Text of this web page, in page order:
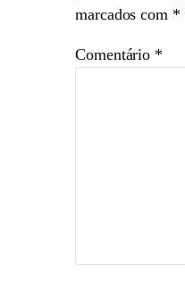
marcados com *
Comentário *